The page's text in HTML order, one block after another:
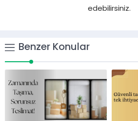
edebilirsiniz.
Benzer Konular